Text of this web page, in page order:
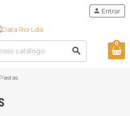
search
person Entrar
0